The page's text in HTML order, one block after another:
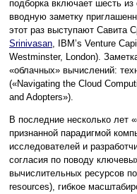
подборка включает шесть
вводную заметку
этот раз выступают Савита
Srinivasan, IBM’s Venture
Westminster, London).
«облачных» вычислений:
(«Navigating the Cloud
and Adopters»).
В последние несколько лет
признанной парадигмой
исследователей и
согласия по поводу
вычислительных ресурсов
resources), гибкое